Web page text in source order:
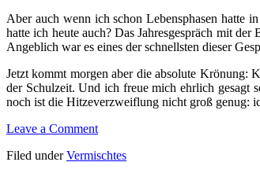
Aber auch wenn ich schon Lebensphasen hatte
hatte ich heute auch? Das Jahresgespräch mit
Angeblich war es eines der schnellsten dieser
Jetzt kommt morgen aber die absolute Krönung:
der Schulzeit. Und ich freue mich ehrlich gesagt
noch ist die Hitzeverzweiflung nicht groß genug:
Leave a Comment
Filed underVermischtes